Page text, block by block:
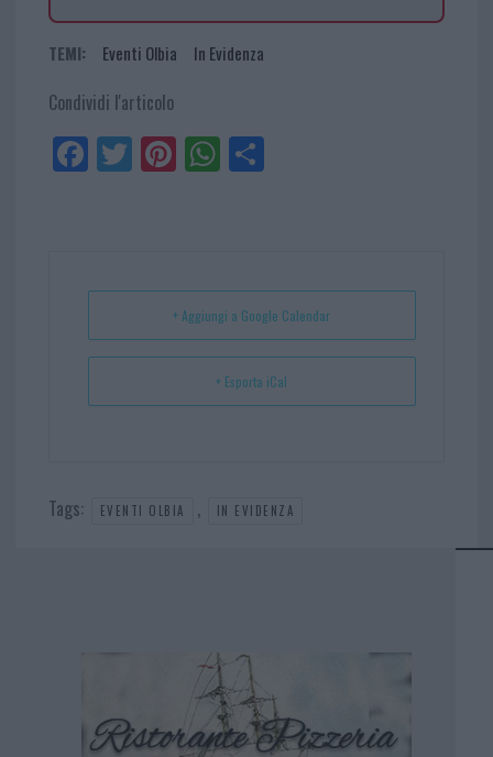
TEMI: Eventi Olbia In Evidenza
Condividi l'articolo
Fa
ce
Tw
itt
Pi
nt
t
W
ha
p
Sh
+ Aggiungi a Google Calendar
+ Esporta iCal
Tags: EVENTI OLBIA , IN EVIDENZA